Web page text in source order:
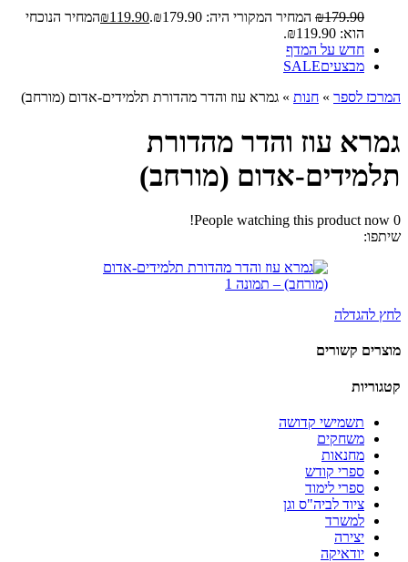
₪179.90 המחיר המקורי היה: ₪179.90. ₪119.90
המחיר הנוכחי
הוא: ₪119.90.
חדש על המדף
מבצעיםSALE
המרכז לספר » חנות » גמרא עוז והדר מהדורת תלמידים-אדום (מורחב)
גמרא עוז והדר מהדורת
תלמידים-אדום (מורחב)
0
People watching this product now!
שיתפו:
לחץ להגדלה
מוצרים קשורים
קטגוריות
תשמישי קדושה
משחקים
מחנאות
ספרי קודש
ספרי לימוד
ציוד לביה"ס וגן
למשרד
יצירה
יודאיקה